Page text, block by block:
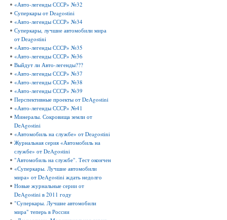
«Авто-легенды СССР» №32
Суперкары от Deagostini
«Авто-легенды СССР» №34
Суперкары, лучшие автомобили мира
от Deagostini
«Авто-легенды СССР» №35
«Авто-легенды СССР» №36
Выйдут ли Авто-легенды???
«Авто-легенды СССР» №37
«Авто-легенды СССР» №38
«Авто-легенды СССР» №39
Перспективные проекты от DeAgostini
«Авто-легенды СССР» №41
Минералы. Сокровища земли от
DeAgostini
«Автомобиль на службе» от Deagostini
Журнальная серия «Автомобиль на
службе» от DeAgostini
"Автомобиль на службе". Тест окончен
«Суперкары. Лучшие автомобили
мира» от DeAgostini ждать недолго
Новые журнальные серии от
DeAgostini в 2011 году
"Суперкары. Лучшие автомобили
мира" теперь в России